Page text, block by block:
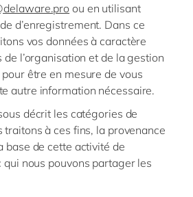
ou en utilisant
d’enregistrement. Dans ce
vos données à caractère
de l’organisation et de la gestion
pour être en mesure de vous
autre information nécessaire.
décrit les catégories de
traitons à ces fins, la provenance
base de cette activité de
nous pouvons partager les